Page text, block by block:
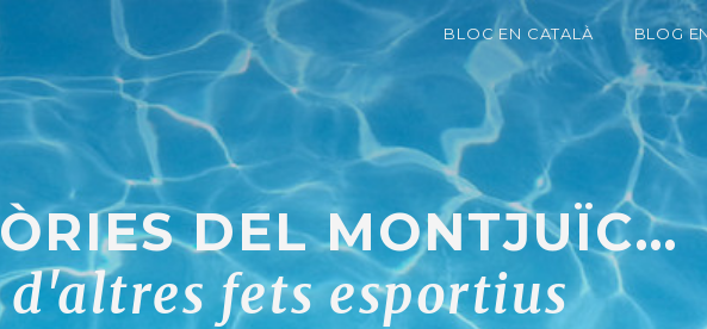
BLOC EN CATALÀ BLOG
DEL MONTJUÏC...
fets esportius